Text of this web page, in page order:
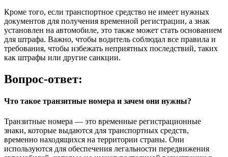
Кроме того, если транспортное средство не имеет нужных
документов для получения временной регистрации, а знак
установлен на автомобиле, это также может стать основанием
для штрафа. Важно, чтобы водитель соблюдал все правила и
требования, чтобы избежать неприятных последствий, таких
как штрафы или другие санкции.
Вопрос-ответ:
Что такое транзитные номера и зачем они нужны?
Транзитные номера — это временные регистрационные
знаки, которые выдаются для транспортных средств,
временно находящихся на территории страны. Они
используются для обеспечения легальности передвижения